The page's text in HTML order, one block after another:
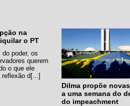
na
o PT
poder, os
querem
o que ele
reflexão d[...]
Dilma propõe
a uma semana do
do impeachment